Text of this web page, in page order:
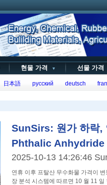
현물 가격 ▼ 선물 가
日本語 русский deutsch
SunSirs: 원가 하락,
Phthalic Anhydride
2025-10-13 14:26:46
연휴 이후 프탈산 무수화물 가격이 변동 하락했다.
장 분석 시스템에 따르면 10 월 11